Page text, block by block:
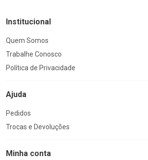
Institucional
Quem Somos
Trabalhe Conosco
Política de Privacidade
Ajuda
Pedidos
Trocas e Devoluções
Minha conta